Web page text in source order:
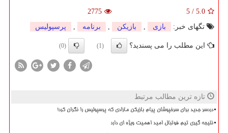
5.0
/
5
2775
تگهای خبر:
بازی , بازیكن , برنامه , پرسپولیس
این مطلب را می پسندید؟ (1)
(0)
تازه ترین مطالب مرتبط
دردسر جدید برای سرخپوشان پیام بازیکن مازادی که پرسپولیس را نگران کرد!
نتیجه گیری تیم فوتبال امید اهمیت ویژه ای دارد